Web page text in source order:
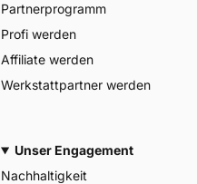
Partnerprogramm
Profi werden
Affiliate werden
Werkstattpartner werden
Unser Engagement
Nachhaltigkeit